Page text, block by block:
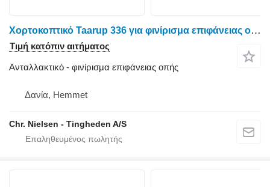
Χορτοκοπτικό Taarup 336 για φινίρισμα επιφάνειας οπής
Τιμή κατόπιν αιτήματος
Ανταλλακτικό - φινίρισμα επιφάνειας οπής
Δανία, Hemmet
Chr. Nielsen - Tingheden A/S